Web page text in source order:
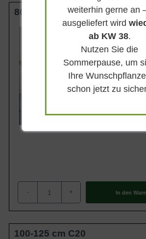
80-100 cm C20
1,5 - 2,5 m
Belaubung
Blatt- /
Standort
- + In den
100-125 cm C20
weiterhin gerne an
ausgeliefert wird
ab KW 38.
Nutzen Sie die
Sommerpause, um
Ihre
schon jetzt zu